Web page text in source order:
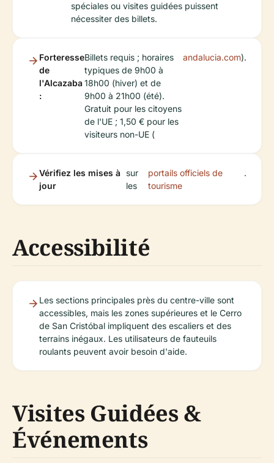
spéciales ou visites guidées puissent
nécessiter des billets.
Forteresse
de
l'Alcazaba
:
Billets requis ; horaires
typiques de 9h00 à
18h00 (hiver) et de
9h00 à 21h00 (été).
Gratuit pour les citoyens
de l'UE ; 1,50 € pour les
visiteurs non-UE (
andalucia.com).
Vérifiez les mises à
jour
sur
les
portails officiels de
tourisme
.
Accessibilité
Les sections principales près du centre-ville sont
accessibles, mais les zones supérieures et le Cerro
de San Cristóbal impliquent des escaliers et des
terrains inégaux. Les utilisateurs de fauteuils
roulants peuvent avoir besoin d'aide.
Visites Guidées &
Événements